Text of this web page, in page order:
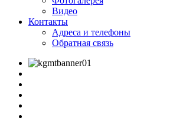
Видео
Контакты
Адреса и телефоны
Обратная связь